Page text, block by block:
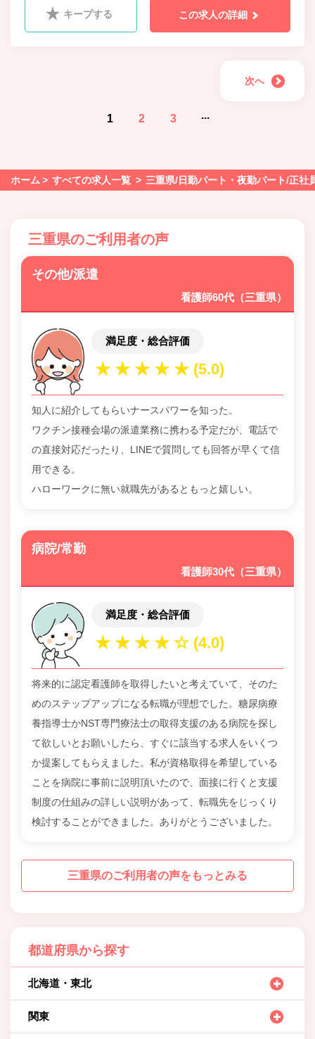
キープする この求人の詳細
次へ
1 2 3 ...
ホーム すべての求人一覧 三重県/日勤パート・夜勤パート/正社
三重県のご利用者の声
その他/派遣
看護師60代（三重県）
満足度・総合評価
知人に紹介してもらいナースパワーを知った。
ワクチン接種会場の派遣業務に携わる予定だが、電話で
の直接対応だったり、LINEで質問しても回答が早くて信
用できる。
ハローワークに無い就職先があるともっと嬉しい。
病院/常勤
看護師30代（三重県）
満足度・総合評価
将来的に認定看護師を取得したいと考えていて、そのた
めのステップアップになる転職が理想でした。糖尿病療
養指導士かNST専門療法士の取得支援のある病院を探し
て欲しいとお願いしたら、すぐに該当する求人をいくつ
か提案してもらえました。私が資格取得を希望している
ことを病院に事前に説明頂いたので、面接に行くと支援
制度の仕組みの詳しい説明があって、転職先をじっくり
検討することができました。ありがとうございました。
三重県のご利用者の声をもっとみる
都道府県から探す
北海道・東北
関東